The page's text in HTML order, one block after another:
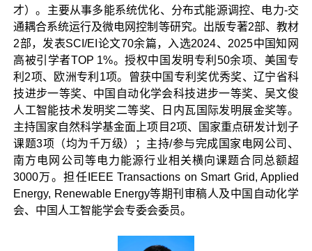
才）。主要从事多能系统优化、分布式能源调控、电力-交
通耦合系统运行及微电网控制等研究。出版专著2部、教材
2部，发表SCI/EI论文70余篇，入选2024、2025中国知网
高被引学者TOP 1%。授权中国发明专利50余项、美国专
利2项、欧洲专利1项。曾获中国专利奖优秀奖、辽宁省科
技进步一等奖、中国自动化学会科技进步一等奖、吴文俊
人工智能技术发明奖二等奖、日内瓦国际发明展金奖等。
主持国家自然科学基金面上项目2项、国家重点研发计划子
课题3项（均为千万级）；主持/参与完成国家电网公司、
南方电网公司等电力能源行业相关横向课题合同总额超
3000万。担任IEEE Transactions on Smart Grid, Applied
Energy, Renewable Energy等期刊审稿人及中国自动化学
会、中国人工智能学会专委会委员。